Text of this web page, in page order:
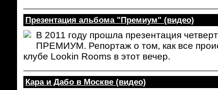
Презентация альбома "Премиум" (видео)
В 2011 году прошла презентация
ПРЕМИУМ. Репортаж о том, как все
клубе Lookin Rooms в этот вечер.
Кара и Дабо в Москве (видео)